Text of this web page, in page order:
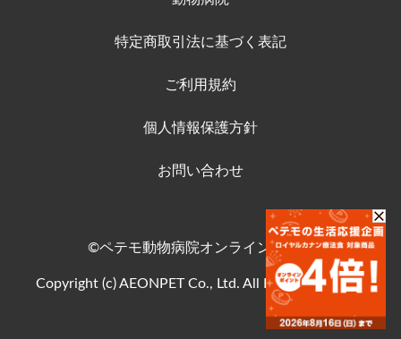
特定商取引法に基づく表記
ご利用規約
個人情報保護方針
お問い合わせ
©ペテモ動物病院オンラインストア
Copyright (c) AEONPET Co., Ltd. All Rights Reserved.